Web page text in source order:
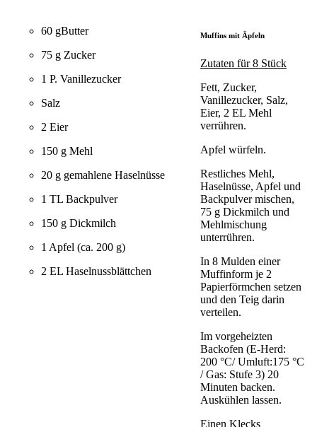
60 gButter
75 g Zucker
1 P. Vanillezucker
Salz
2 Eier
150 g Mehl
20 g gemahlene Haselnüsse
1 TL Backpulver
150 g Dickmilch
1 Apfel (ca. 200 g)
2 EL Haselnussblättchen
Muffins mit Äpfeln
Zutaten für 8 Stück
Fett, Zucker,
Vanillezucker, Salz,
Eier, 2 EL Mehl
verrühren.
Apfel würfeln.
Restliches Mehl,
Haselnüsse, Apfel und
Backpulver mischen,
75 g Dickmilch und
Mehlmischung
unterrühren.
In 8 Mulden einer
Muffinform je 2
Papierförmchen setzen
und den Teig darin
verteilen.
Im vorgeheizten
Backofen (E-Herd:
200 °C/ Umluft:175 °C
/ Gas: Stufe 3) 20
Minuten backen.
Auskühlen lassen.
Einen Klecks